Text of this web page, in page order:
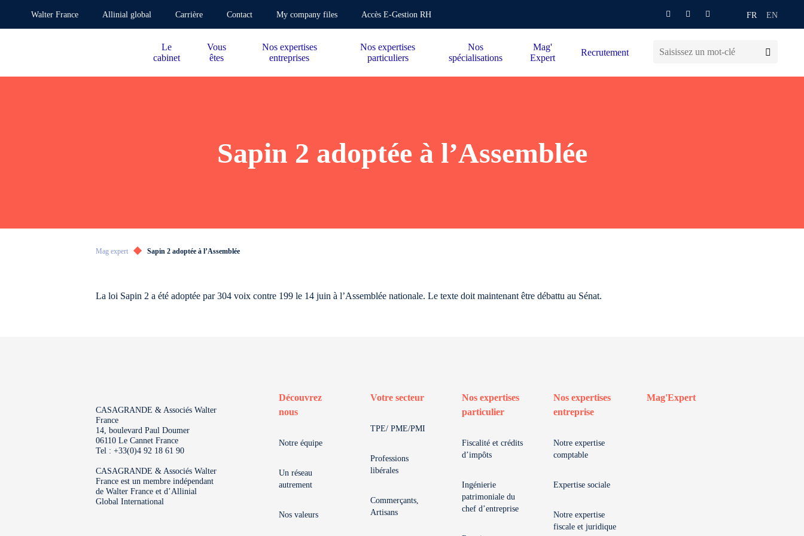
Walter France Allinial global Carrière Contact My company files Accès E-Gestion RH FR EN
Le
cabinet
Vous
êtes
Nos expertises
entreprises
Nos expertises
particuliers
Nos
spécialisations
Mag'
Expert
Recrutement
Sapin 2 adoptée à l’Assemblée
Mag expert Sapin 2 adoptée à l’Assemblée
La loi Sapin 2 a été adoptée par 304 voix contre 199 le 14 juin à l’Assemblée nationale. Le texte doit maintenant être débattu au Sénat.
CASAGRANDE & Associés Walter
France
14, boulevard Paul Doumer
06110 Le Cannet France
Tel : +33(0)4 92 18 61 90
CASAGRANDE & Associés Walter
France est un membre indépendant
de Walter France et d’Allinial
Global International
Découvrez
nous
Notre équipe
Un réseau
autrement
Nos valeurs
Votre secteur
TPE/ PME/PMI
Professions
libérales
Commerçants,
Artisans
Nos expertises
particulier
Fiscalité et crédits
d’impôts
Ingénierie
patrimoniale du
chef d’entreprise
Nos expertises
entreprise
Notre expertise
comptable
Expertise sociale
Notre expertise
fiscale et juridique
Mag'Expert